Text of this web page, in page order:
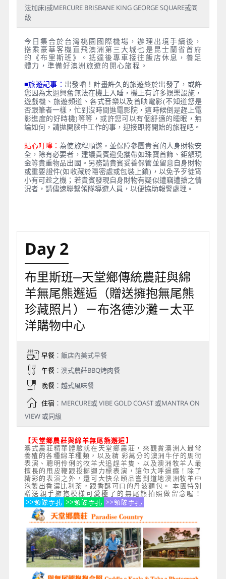
法加床)或MERCURE BRISBANE KING GEORGE SQUARE或同
級
今日集合於台灣桃園國際機場，辦理出境手續後，
搭乘豪華客機直飛澳洲第三大城也是昆士蘭省首府
的《布里斯班》。抵達後專車接往飯店休息，養足
體力，準備好澳洲旅遊的開心旅程。
■旅遊記事： 出發嚕！計畫許久的旅遊終於出發了，或許
您因為太過興奮無法在機上入睡，機上有許多娛樂設施，
遊戲機、旅遊頻道、各式音樂以及首映電影(不知道您是
否跟筆者一樣，忙到沒時間進電影院，這時候倒是趕上電
影進度的好時機)等等，或許您可以有個舒適的睡眠，無
論如何，請拋開腦中工作的事，迎接即將開始的旅程吧。
貼心叮嚀：為使旅程順遂，並保障參團貴賓的人身財物安
全，除有必要者，建議貴賓避免攜帶如珠寶首飾、鉅額現
金等貴重物品出國。另務請貴賓妥善保管並留意自身財物
或重要證件(如收藏於隱密處或包裝上鎖)，以免予歹徒宵
小有可趁之機；若貴賓發現自身財物有疑似遭竊遭搶之情
況者，請儘速聯繫領隊導遊人員，以便協助報警處理 。
Day 2
布里斯班─天堂鄉傳統農莊與綿
羊無尾熊邂逅（贈送擁抱無尾熊
珍藏照片）－布洛德沙灘－太平
洋購物中心
早餐：飯店內美式早餐
午餐：澳式農莊BBQ烤肉餐
晚餐：越式風味餐
住宿：MERCURE或 VIBE GOLD COAST 或MANTRA ON
VIEW 或同級
【天堂鄉農莊與綿羊無尾熊邂逅】
澳式農莊精華體驗就在天堂鄉農莊，來觀賞澳洲人最常
養殖的各種綿羊種類，以及精 彩萬分的澳洲牛仔的馬術
表演、聰明伶俐的牧羊犬追趕羊隻、以及澳洲牧羊人最
擅長的甩皮鞭跟投擲迴力標表演，讓你大呼過癮！除了
精彩的表演之外，還可大快朵頤品嘗到道地澳洲牧羊中
泡製出香濃比利茶，跟香酥可口的丹波麵包。 本團特別
贈送親手擁抱模樣可愛極了的無尾熊拍照做留念喔！